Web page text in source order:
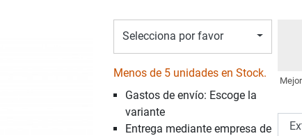
Selecciona por favor
Menos de 5 unidades en Stock.
Gastos de envío: Escoge la
variante
Entrega mediante empresa de